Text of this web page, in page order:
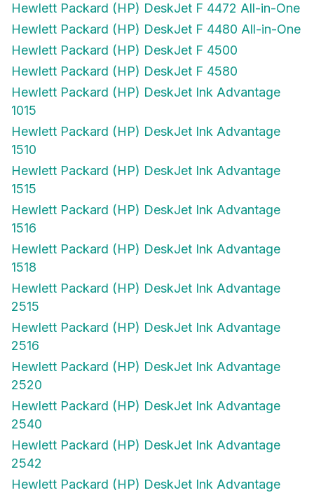
Hewlett Packard (HP) DeskJet F 4472 All-in-One
Hewlett Packard (HP) DeskJet F 4480 All-in-One
Hewlett Packard (HP) DeskJet F 4500
Hewlett Packard (HP) DeskJet F 4580
Hewlett Packard (HP) DeskJet Ink Advantage
1015
Hewlett Packard (HP) DeskJet Ink Advantage
1510
Hewlett Packard (HP) DeskJet Ink Advantage
1515
Hewlett Packard (HP) DeskJet Ink Advantage
1516
Hewlett Packard (HP) DeskJet Ink Advantage
1518
Hewlett Packard (HP) DeskJet Ink Advantage
2515
Hewlett Packard (HP) DeskJet Ink Advantage
2516
Hewlett Packard (HP) DeskJet Ink Advantage
2520
Hewlett Packard (HP) DeskJet Ink Advantage
2540
Hewlett Packard (HP) DeskJet Ink Advantage
2542
Hewlett Packard (HP) DeskJet Ink Advantage